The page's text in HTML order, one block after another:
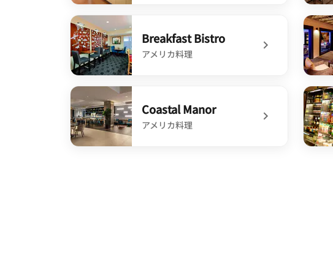
undefined Breakfast Bistro
Breakfast Bistro
アメリカ料理
undefined Breakfast Bistro
Coastal Manor
アメリカ料理